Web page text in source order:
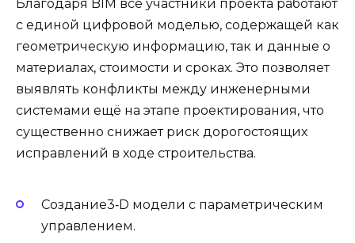
Благодаря BIM все участники проекта работают
с единой цифровой моделью, содержащей как
геометрическую информацию, так и данные о
материалах, стоимости и сроках. Это позволяет
выявлять конфликты между инженерными
системами ещё на этапе проектирования, что
существенно снижает риск дорогостоящих
исправлений в ходе строительства.
Создание3‑D модели с параметрическим
управлением.